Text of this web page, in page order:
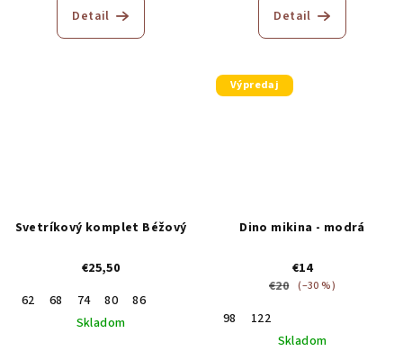
Detail Detail
Svetríkový komplet Béžový
€25,50
62
68 74 80
86
Skladom
Výpredaj
Dino mikina - modrá
€14
€20 (–30 %)
98
122
Skladom